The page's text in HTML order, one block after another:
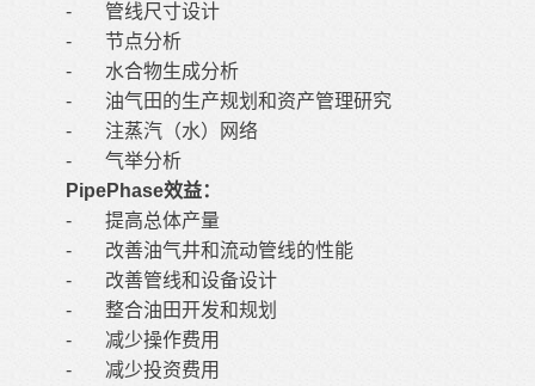
-
管线尺寸设计
-
节点分析
-
水合物生成分析
-
油气田的生产规划和资产管理研究
-
注蒸汽（水）网络
-
气举分析
PipePhase效益：
-
提高总体产量
-
改善油气井和流动管线的性能
-
改善管线和设备设计
-
整合油田开发和规划
-
减少操作费用
-
减少投资费用